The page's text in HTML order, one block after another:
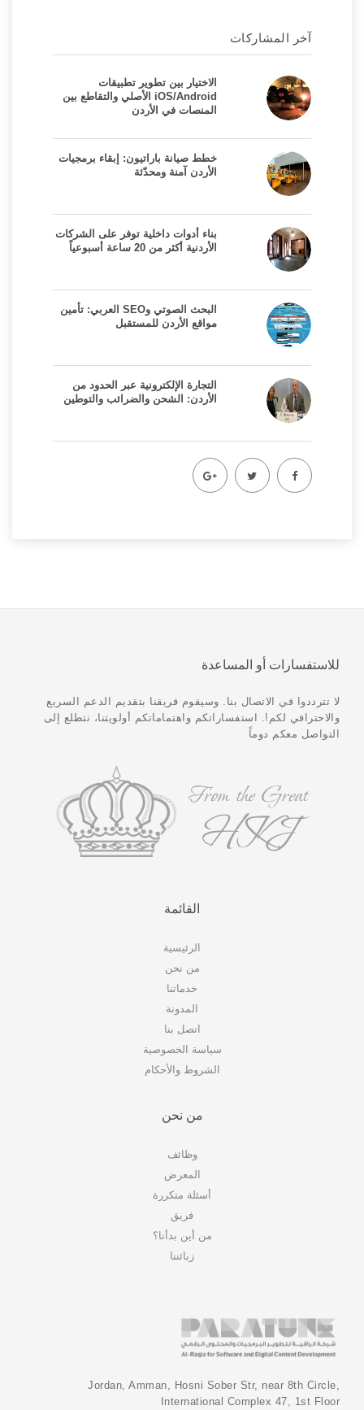
آخر المشاركات
الاختيار بين تطوير تطبيقات
iOS/Android الأصلي والتقاطع بين
المنصات في الأردن
خطط صيانة باراتيون: إبقاء برمجيات
الأردن آمنة ومحدّثة
بناء أدوات داخلية توفر على الشركات
الأردنية أكثر من 20 ساعة أسبوعياً
البحث الصوتي وSEO العربي: تأمين
مواقع الأردن للمستقبل
التجارة الإلكترونية عبر الحدود من
الأردن: الشحن والضرائب والتوطين
للاستفسارات أو المساعدة
لا تترددوا في الاتصال بنا. وسيقوم فريقنا بتقديم الدعم السريع
والاحترافي لكم!. استفساراتكم واهتماماتكم أولويتنا، نتطلع إلى
التواصل معكم دوماً
القائمة
الرئيسية
من نحن
خدماتنا
المدونة
اتصل بنا
سياسة الخصوصية
الشروط والأحكام
من نحن
وظائف
المعرض
أسئلة متكررة
فريق
من أين بدأنا؟
زبائننا
Jordan, Amman, Hosni Sober Str, near 8th Circle,
International Complex 47, 1st Floor